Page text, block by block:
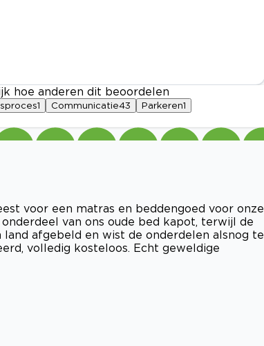
hoe anderen dit beoordelen
1 Communicatie43 Parkeren1
voor een matras en beddengoed voor onze
van ons oude bed kapot, terwijl de
afgebeld en wist de onderdelen alsnog te
volledig kosteloos. Echt geweldige